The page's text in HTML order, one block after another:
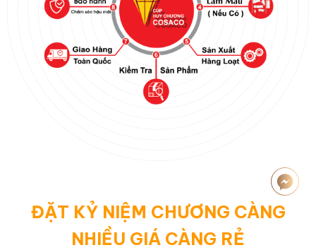
ĐẶT KỶ NIỆM CHƯƠNG CÀNG
NHIỀU GIÁ CÀNG RẺ